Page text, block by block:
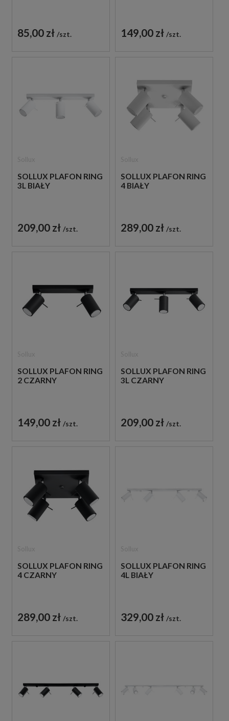
85,00 zł szt. 149,00 zł szt.
SOLLUX PLAFON RING
3L BIAŁY
209,00 zł szt.
SOLLUX PLAFON RING
4 BIAŁY
289,00 zł szt.
SOLLUX PLAFON RING
2 CZARNY
149,00 zł szt.
SOLLUX PLAFON RING
3L CZARNY
209,00 zł szt.
SOLLUX PLAFON RING
4 CZARNY
289,00 zł szt.
SOLLUX PLAFON RING
4L BIAŁY
329,00 zł szt.